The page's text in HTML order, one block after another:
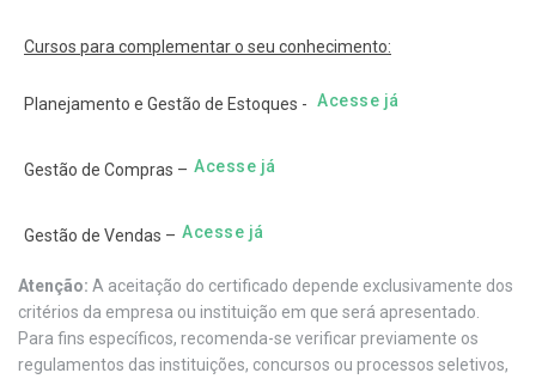
Cursos para complementar o seu conhecimento:
Planejamento e Gestão de Estoques - Acesse já
Gestão de Compras – Acesse já
Gestão de Vendas – Acesse já
Atenção: A aceitação do certificado depende exclusivamente dos
critérios da empresa ou instituição em que será apresentado.
Para fins específicos, recomenda-se verificar previamente os
regulamentos das instituições, concursos ou processos seletivos,